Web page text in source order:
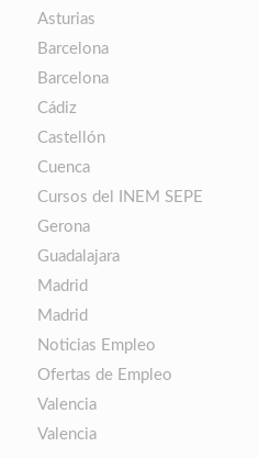
Asturias
Barcelona
Barcelona
Cádiz
Castellón
Cuenca
Cursos del INEM SEPE
Gerona
Guadalajara
Madrid
Madrid
Noticias Empleo
Ofertas de Empleo
Valencia
Valencia